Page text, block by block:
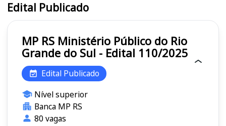
Edital Publicado
MP RS Ministério Público do Rio
Grande do Sul - Edital 110/2025
Edital Publicado
Nível superior
Banca MP RS
80 vagas